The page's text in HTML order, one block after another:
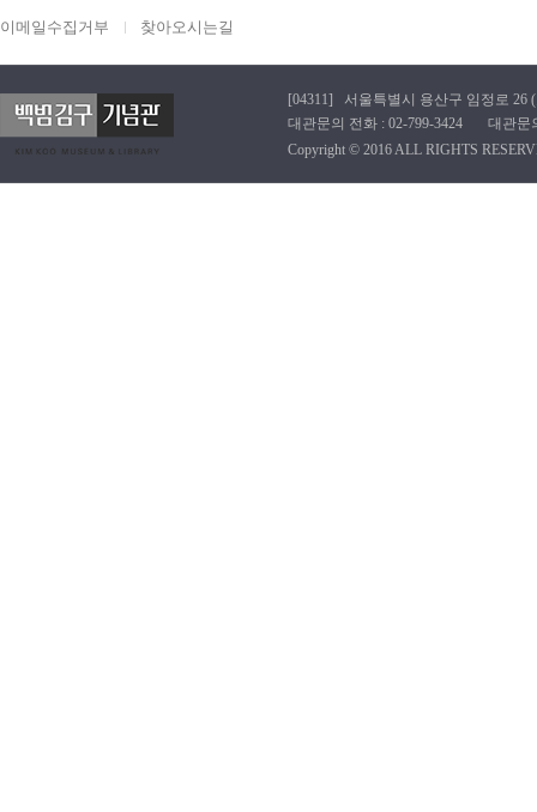
이메일수집거부 찾아오시는길
[04311] 서울특별시 용산구 임정로
대관문의 전화 : 02-799-3424 대관문
Copyright © 2016 ALL RIGHTS